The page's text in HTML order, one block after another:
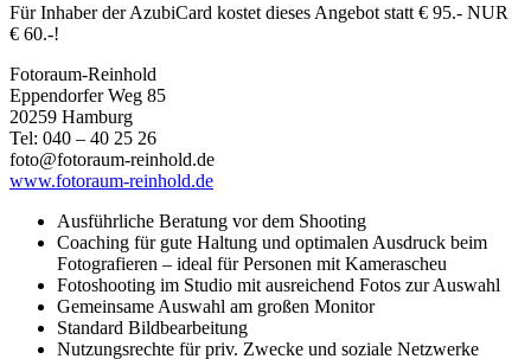
Für Inhaber der AzubiCard kostet dieses Angebot statt € 95.- NUR
€ 60.-!
Fotoraum-Reinhold
Eppendorfer Weg 85
20259 Hamburg
Tel: 040 – 40 25 26
foto@fotoraum-reinhold.de
www.fotoraum-reinhold.de
Ausführliche Beratung vor dem Shooting
Coaching für gute Haltung und optimalen Ausdruck beim
Fotografieren – ideal für Personen mit Kamerascheu
Fotoshooting im Studio mit ausreichend Fotos zur Auswahl
Gemeinsame Auswahl am großen Monitor
Standard Bildbearbeitung
Nutzungsrechte für priv. Zwecke und soziale Netzwerke